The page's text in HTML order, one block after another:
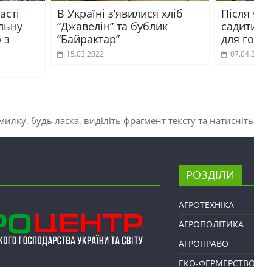
з
В Україні з’явилися хліб
“Джавелін” та бублик
“Байрактар”
15.03.2022
для
будь ласка, виділіть фрагмент тексту та натисніть
РОЗДІЛИ
АГРОТЕХНІКА
АГРОПОЛІТИКА
АГРОПРАВО
ЕКО-ФЕРМЕРСТВО